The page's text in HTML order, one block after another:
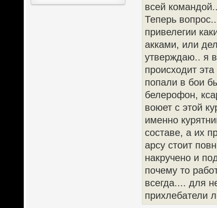
всей
Теперь
привелегии
акками, или
утверждаю.. я
происходит
попали в бои
белерофон,
воюет с этой
именно
составе, а их
арсу стоит
накручено и
почему то
всегда.... для
прихлебатели